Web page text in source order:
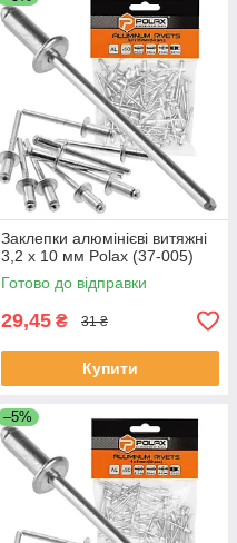
Заклепки алюмінієві витяжні
3,2 х 10 мм Polax (37-005)
Готово до відправки
29,45 ₴ 31 ₴
Купити
–5%